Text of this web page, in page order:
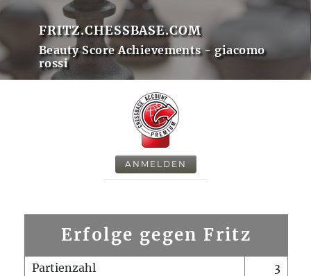
FRITZ.CHESSBASE.COM
Beauty Score Achievements - giacomo
rossi
ANMELDEN
Erfolge gegen Fritz
Partienzahl
3